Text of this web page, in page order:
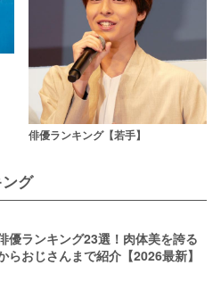
俳優ランキング【若手】
グ
優ランキング23選！肉体美を誇る
らおじさんまで紹介【2026最新】